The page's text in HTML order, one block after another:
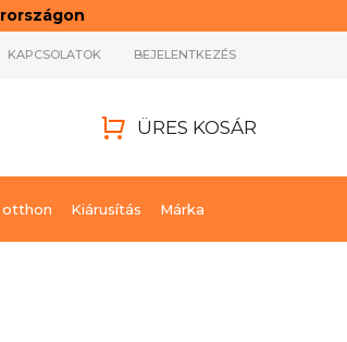
KAPCSOLATOK BEJELENTKEZÉS
ÜRES KOSÁR
otthon Kiárusítás Márka